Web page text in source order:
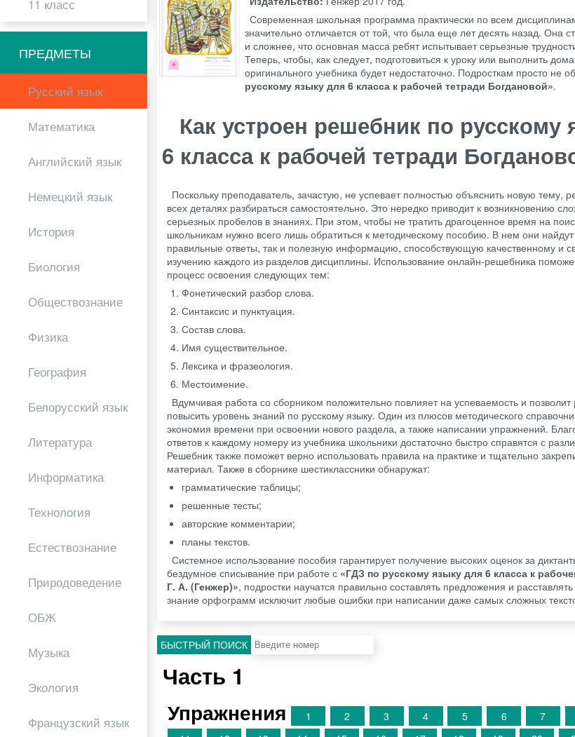
11 класс
ПРЕДМЕТЫ
Русский язык
Математика
Английский язык
Немецкий язык
История
Биология
Обществознание
Физика
География
Белорусский язык
Литература
Информатика
Технология
Естествознание
Природоведение
ОБЖ
Музыка
Экология
Французский язык
Современная школьная программа практически по всем
значительно отличается от той, что была еще лет десять назад. Она
и сложнее, что основная масса ребят испытывает серьезные
Теперь, чтобы, как следует, подготовиться к уроку или выполнить
оригинального учебника будет недостаточно. Подросткам просто не
русскому языку для 6 класса к рабочей тетради Богдановой».
Как устроен решебник по русскому
6 класса к рабочей тетради
Поскольку преподаватель, зачастую, не успевает полностью объяснить новую тему,
всех деталях разбираться самостоятельно. Это нередко приводит к возникновению
серьезных пробелов в знаниях. При этом, чтобы не тратить драгоценное время на
школьникам нужно всего лишь обратиться к методическому пособию. В нем они найдут
правильные ответы, так и полезную информацию, способствующую качественному и
изучению каждого из разделов дисциплины. Использование онлайн-решебника
процесс освоения следующих тем:
Фонетический разбор слова.
Синтаксис и пунктуация.
Состав слова.
Имя существительное.
Лексика и фразеология.
Местоимение.
Вдумчивая работа со сборником положительно повлияет на успеваемость и
повысить уровень знаний по русскому языку. Один из плюсов методического
экономия времени при освоении нового раздела, а также написании упражнений.
ответов к каждому номеру из учебника школьники достаточно быстро справятся с
Решебник также поможет верно использовать правила на практике и тщательно
материал. Также в сборнике шестиклассники обнаружат:
грамматические таблицы;
решенные тесты;
авторские комментарии;
планы текстов.
Системное использование пособия гарантирует получение высоких оценок за
бездумное списывание при работе с «ГДЗ по русскому языку для 6 класса к
Г. А. (Генжер)», подростки научатся правильно составлять предложения и
знание орфограмм исключит любые ошибки при написании даже самых сложных
БЫСТРЫЙ ПОИСК
Часть 1
Упражнения 1 2 3 4 5 6 7